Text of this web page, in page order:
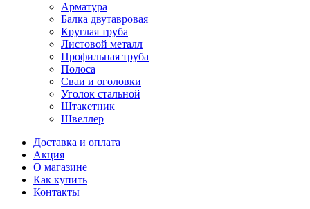
Арматура
Балка двутавровая
Круглая труба
Листовой металл
Профильная труба
Полоса
Сваи и оголовки
Уголок стальной
Штакетник
Швеллер
Доставка и оплата
Акция
О магазине
Как купить
Контакты